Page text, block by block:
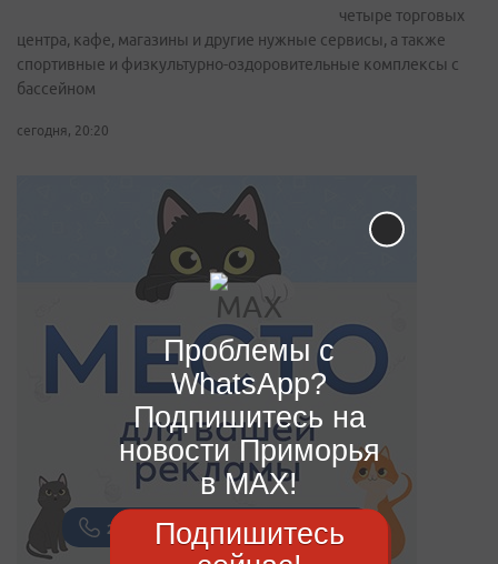
четыре торговых
центра, кафе, магазины и другие нужные сервисы, а также
спортивные и физкультурно-оздоровительные комплексы с
бассейном
сегодня, 20:20
Проблемы с
WhatsApp?
Подпишитесь на
новости Приморья
в MAX!
Подпишитесь